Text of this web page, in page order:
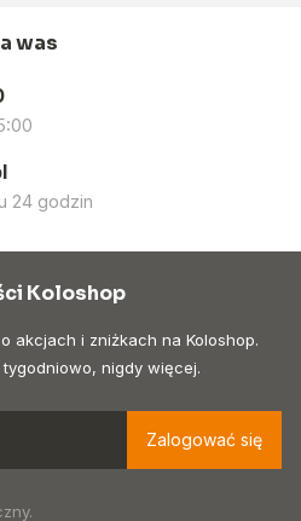
was
24 godzin
Koloshop
akcjach i zniżkach na Koloshop.
nigdy więcej.
Zalogować się